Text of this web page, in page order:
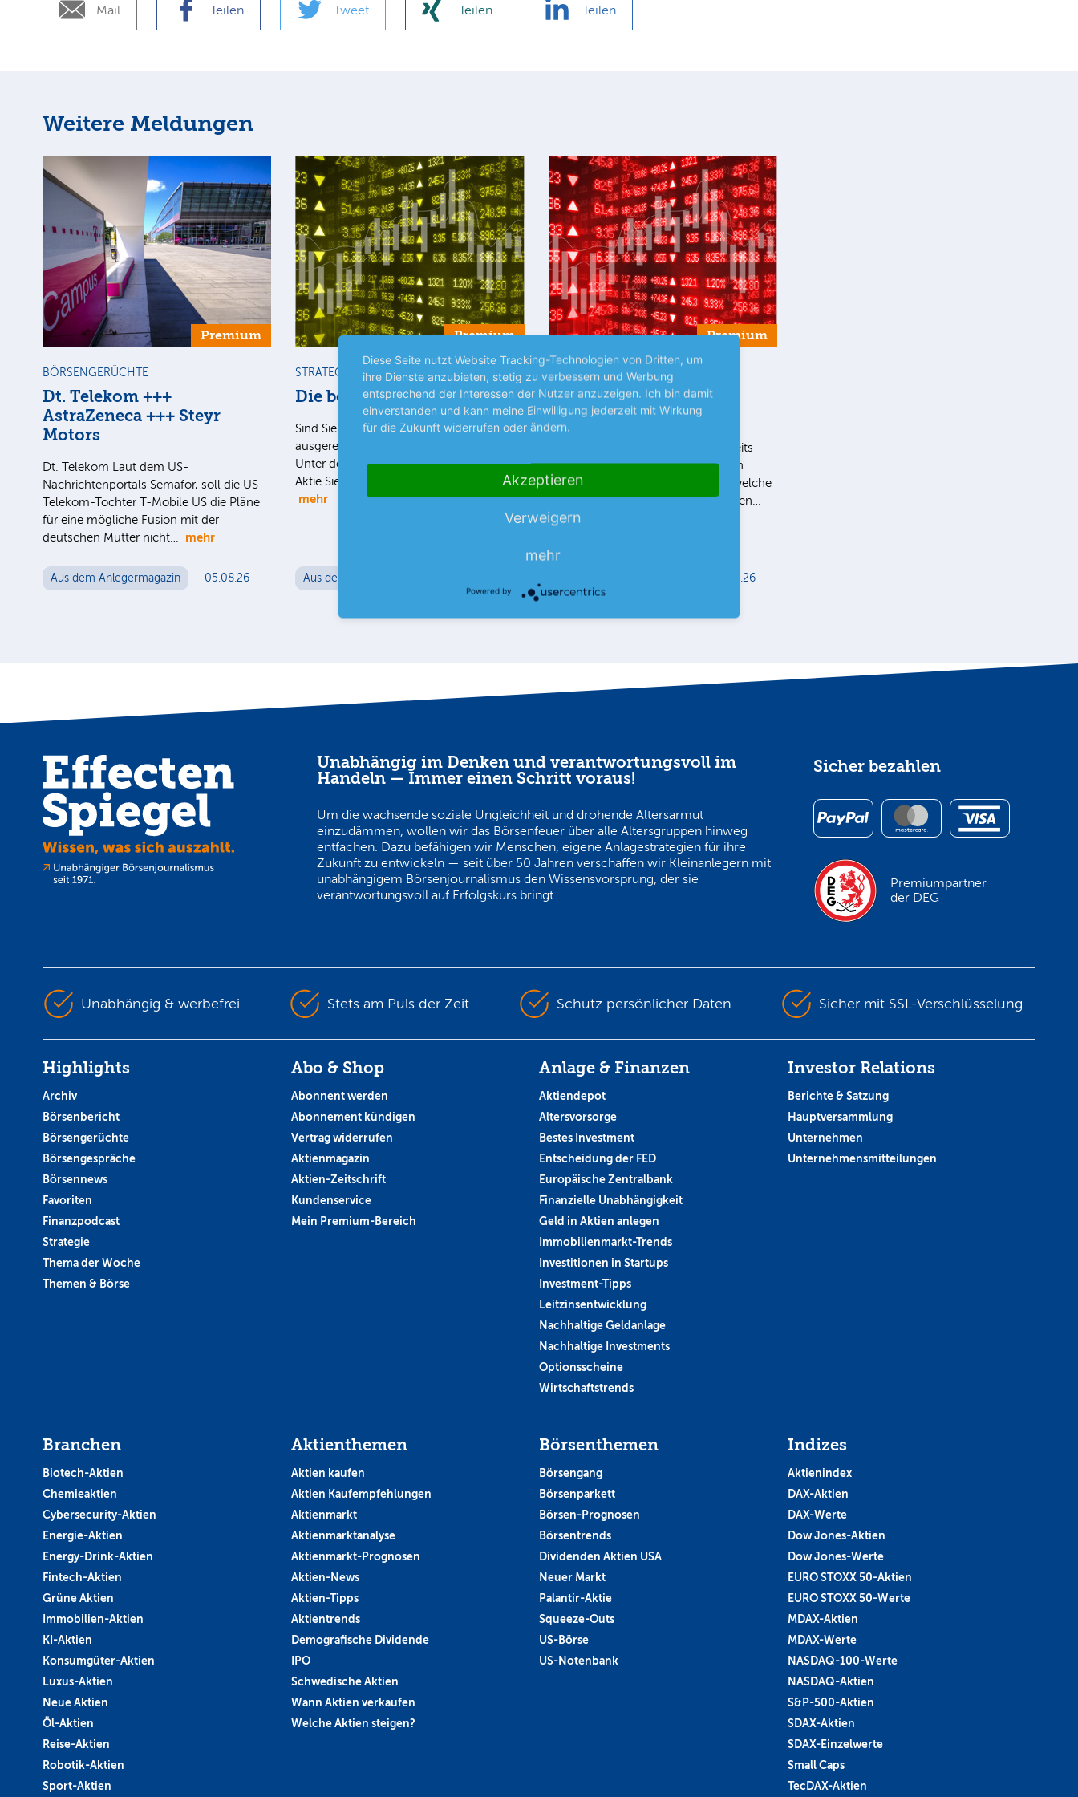
Mail Teilen Tweet Teilen Teilen
Weitere Meldungen
Premium
BÖRSENGERÜCHTE
Dt. Telekom +++
AstraZeneca +++ Steyr
Motors
Dt. Telekom Laut dem US-
Nachrichtenportals Semafor, soll die US-
Telekom-Tochter T-Mobile US die Pläne
für eine mögliche Fusion mit der
deutschen Mutter nicht… mehr
Aus dem Anlegermagazin 05.08.26
Premium
STRATEGIE
Die besten Haltepositionen
Sind Sie unsicher, ob Ihre Aktie bereits
ausgereizt ist? Wir verraten es Ihnen.
Unter der Halteposition lesen Sie, welche
Aktie Sie noch länger im Depot liegen…
mehr
Aus dem Anlegermagazin
Premium
STRATEGIE
Die besten
Verkaufspositionen
Sind Sie unsicher, ob Ihre Aktie bereits
ausgereizt ist? Wir verraten es Ihnen.
Unter der Halteposition lesen Sie, welche
Aktie Sie noch länger im Depot liegen…
mehr
05.08.26
Unabhängig im Denken und verantwortungsvoll im
Handeln — Immer einen Schritt voraus!
Um die wachsende soziale Ungleichheit und drohende Altersarmut
einzudämmen, wollen wir das Börsenfeuer über alle Altersgruppen hinweg
entfachen. Dazu befähigen wir Menschen, eigene Anlagestrategien für ihre
Zukunft zu entwickeln — seit über 50 Jahren verschaffen wir Kleinanlegern mit
unabhängigem Börsenjournalismus den Wissensvorsprung, der sie
verantwortungsvoll auf Erfolgskurs bringt.
Sicher bezahlen
Premiumpartner
der DEG
Unabhängig & werbefrei Stets am Puls der Zeit Schutz persönlicher Daten Sicher mit SSL-Verschlüsselung
Highlights
Archiv
Börsenbericht
Börsengerüchte
Börsengespräche
Börsennews
Favoriten
Finanzpodcast
Strategie
Thema der Woche
Themen & Börse
Abo & Shop
Abonnent werden
Abonnement kündigen
Vertrag widerrufen
Aktienmagazin
Aktien-Zeitschrift
Kundenservice
Mein Premium-Bereich
Anlage & Finanzen
Aktiendepot
Altersvorsorge
Bestes Investment
Entscheidung der FED
Europäische Zentralbank
Finanzielle Unabhängigkeit
Geld in Aktien anlegen
Immobilienmarkt-Trends
Investitionen in Startups
Investment-Tipps
Leitzinsentwicklung
Nachhaltige Geldanlage
Nachhaltige Investments
Optionsscheine
Wirtschaftstrends
Investor Relations
Berichte & Satzung
Hauptversammlung
Unternehmen
Unternehmensmitteilungen
Branchen
Biotech-Aktien
Chemieaktien
Cybersecurity-Aktien
Energie-Aktien
Energy-Drink-Aktien
Fintech-Aktien
Grüne Aktien
Immobilien-Aktien
KI-Aktien
Konsumgüter-Aktien
Luxus-Aktien
Neue Aktien
Öl-Aktien
Reise-Aktien
Robotik-Aktien
Sport-Aktien
Aktienthemen
Aktien kaufen
Aktien Kaufempfehlungen
Aktienmarkt
Aktienmarktanalyse
Aktienmarkt-Prognosen
Aktien-News
Aktien-Tipps
Aktientrends
Demografische Dividende
IPO
Schwedische Aktien
Wann Aktien verkaufen
Welche Aktien steigen?
Börsenthemen
Börsengang
Börsenparkett
Börsen-Prognosen
Börsentrends
Dividenden Aktien USA
Neuer Markt
Palantir-Aktie
Squeeze-Outs
US-Börse
US-Notenbank
Indizes
Aktienindex
DAX-Aktien
DAX-Werte
Dow Jones-Aktien
Dow Jones-Werte
EURO STOXX 50-Aktien
EURO STOXX 50-Werte
MDAX-Aktien
MDAX-Werte
NASDAQ-100-Werte
NASDAQ-Aktien
S&P-500-Aktien
SDAX-Aktien
SDAX-Einzelwerte
Small Caps
TecDAX-Aktien
Diese Seite nutzt Website Tracking-Technologien von Dritten, um
ihre Dienste anzubieten, stetig zu verbessern und Werbung
entsprechend der Interessen der Nutzer anzuzeigen. Ich bin damit
einverstanden und kann meine Einwilligung jederzeit mit Wirkung
für die Zukunft widerrufen oder ändern.
Akzeptieren
Verweigern
mehr
Powered by